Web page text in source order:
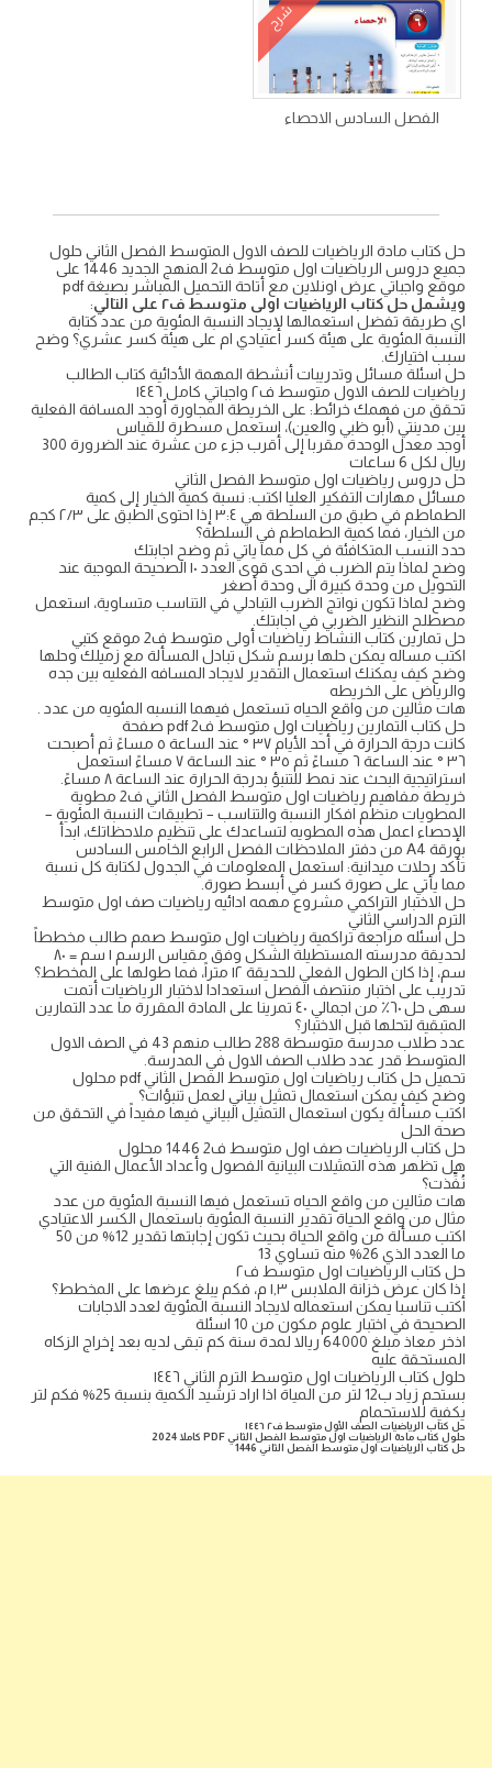
شرح
الفصل السادس الاحصاء
حل كتاب مادة الرياضيات للصف الاول المتوسط الفصل الثاني حلول
جميع دروس الرياضيات اول متوسط ف2 المنهج الجديد 1446 على
موقع واجباتي عرض اونلاين مع أتاحة التحميل المباشر بصيغة pdf
ويشمل حل كتاب الرياضيات اولى متوسط ف٢ على التالي
:
اي طريقة تفضل استعمالها لإيجاد النسبة المئوية من عدد كتابة
النسبة المئوية على هيئة كسر اعتيادي ام على هيئة كسر عشري؟ وضح
سبب اختيارك.
حل اسئلة مسائل وتدريبات أنشطة المهمة الأدائية كتاب الطالب
رياضيات للصف الاول متوسط ف٢ واجباتي كامل ١٤٤٦
تحقق من فهمك خرائط: على الخريطة المجاورة أوجد المسافة الفعلية
بين مدينتي (أبو ظبي والعين)، استعمل مسطرة للقياس
أوجد معدل الوحدة مقربا إلى أقرب جزء من عشرة عند الضرورة 300
ريال لكل 6 ساعات
حل دروس رياضيات اول متوسط الفصل الثاني
مسائل مهارات التفكير العليا اكتب: نسبة كمية الخيار إلى كمية
الطماطم في طبق من السلطة هي ٣:٤ إذا احتوى الطبق على ٢/٣ كجم
من الخيار، فما كمية الطماطم في السلطة؟
حدد النسب المتكافئة في كل مما ياتي ثم وضح اجابتك
وضح لماذا يتم الضرب في احدى قوى العدد ١٠ الصحيحة الموجبة عند
التحويل من وحدة كبيرة الى وحدة أصغر
وضح لماذا تكون نواتج الضرب التبادلي في التناسب متساوية، استعمل
مصطلح النظير الضربي في اجابتك.
حل تمارين كتاب النشاط رياضيات أولى متوسط ف2 موقع كتبي
اكتب مساله يمكن حلها برسم شكل تبادل المسألة مع زميلك وحلها
وضح كيف يمكنك استعمال التقدير لايجاد المسافه الفعليه بين جده
والرياض على الخريطه
هات مثالين من واقع الحياه تستعمل فيهما النسبه المئويه من عدد .
حل كتاب التمارين رياضيات اول متوسط ف2 pdf صفحة
كانت درجة الحرارة في أحد الأيام ٣٧ ° عند الساعة ٥ مساءً ثم أصبحت
٣٦ ° عند الساعة ٦ مساءً ثم ٣٥ ° عند الساعة ٧ مساءً استعمل
استراتيجية البحث عند نمط للتنبؤ بدرجة الحرارة عند الساعة ٨ مساءً.
خريطة مفاهيم رياضيات اول متوسط الفصل الثاني ف2 مطوية
المطويات منظم افكار النسبة والتناسب – تطبيقات النسبة المئوية –
الإحصاء اعمل هذه المطويه لتساعدك على تنظيم ملاحظاتك، ابدأ
بورقة A4 من دفتر الملاحظات الفصل الرابع الخامس السادس
تأكد رحلات ميدانية: استعمل المعلومات في الجدول لكتابة كل نسبة
مما يأتي على صورة كسر في أبسط صورة.
حل الاختبار التراكمي مشروع مهمه ادائيه رياضيات صف اول متوسط
الترم الدراسي الثاني
حل اسئله مراجعة تراكمية رياضيات اول متوسط صمم طالب مخططاً
لحديقة مدرسته المستطيلة الشكل وفق مقياس الرسم ١ سم = ٨٠
سم، إذا كان الطول الفعلي للحديقة ١٢ متراً، فما طولها على المخطط؟
تدريب على اختبار منتصف الفصل استعدادا لاختبار الرياضيات أتمت
سهى حل ٦٠٪ من اجمالي ٤٠ تمرينا على المادة المقررة ما عدد التمارين
المتبقية لتحلها قبل الاختبار؟
عدد طلاب مدرسة متوسطة 288 طالب منهم 43 في الصف الاول
المتوسط قدر عدد طلاب الصف الاول في المدرسة.
تحميل حل كتاب رياضيات اول متوسط الفصل الثاني pdf محلول
وضح كيف يمكن استعمال تمثيل بياني لعمل تنبؤات؟
اكتب مسألة يكون استعمال التمثيل البياني فيها مفيداً في التحقق من
صحة الحل
حل كتاب الرياضيات صف اول متوسط ف2 1446 محلول
هل تظهر هذه التمثيلات البيانية الفصول وأعداد الأعمال الفنية التي
نُفِّذت؟
هات مثالين من واقع الحياه تستعمل فيها النسبة المئوية من عدد
مثال من واقع الحياة تقدير النسبة المئوية باستعمال الكسر الاعتيادي
اكتب مسألة من واقع الحياة بحيث تكون إجابتها تقدير 12% من 50
ما العدد الذي 26% منه تساوي 13
حل كتاب الرياضيات اول متوسط ف٢
إذا كان عرض خزانة الملابس ١,٣ م، فكم يبلغ عرضها على المخطط؟
اكتب تناسبا يمكن استعماله لايجاد النسبة المئوية لعدد الاجابات
الصحيحة في اختبار علوم مكون من 10 اسئلة
اذخر معاذ مبلغ 64000 ريالا لمدة سنة كم تبقى لديه بعد إخراج الزكاه
المستحقة عليه
حلول كتاب الرياضيات اول متوسط الترم الثاني ١٤٤٦
بستحم زياد ب12 لتر من المياة اذا اراد ترشيد الكمية بنسبة 25% فكم لتر
يكفية للاستحمام
حل كتاب الرياضيات الصف الأول متوسط ف٢ ١٤٤٦
حلول كتاب مادة الرياضيات اول متوسط الفصل الثاني PDF كاملا 2024
حل كتاب الرياضيات اول متوسط الفصل الثاني 1446